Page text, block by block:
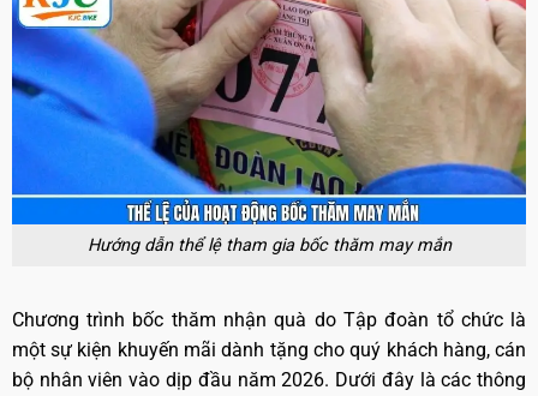
Hướng dẫn thể lệ tham gia bốc thăm may mắn
Chương trình bốc thăm nhận quà do Tập đoàn tổ chức là
một sự kiện khuyến mãi dành tặng cho quý khách hàng, cán
bộ nhân viên vào dịp đầu năm 2026. Dưới đây là các thông